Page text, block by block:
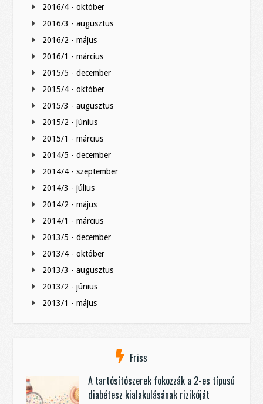
2016/4 - október
2016/3 - augusztus
2016/2 - május
2016/1 - március
2015/5 - december
2015/4 - október
2015/3 - augusztus
2015/2 - június
2015/1 - március
2014/5 - december
2014/4 - szeptember
2014/3 - július
2014/2 - május
2014/1 - március
2013/5 - december
2013/4 - október
2013/3 - augusztus
2013/2 - június
2013/1 - május
Friss
A tartósítószerek fokozzák a 2-es típusú
diabétesz kialakulásának rizikóját